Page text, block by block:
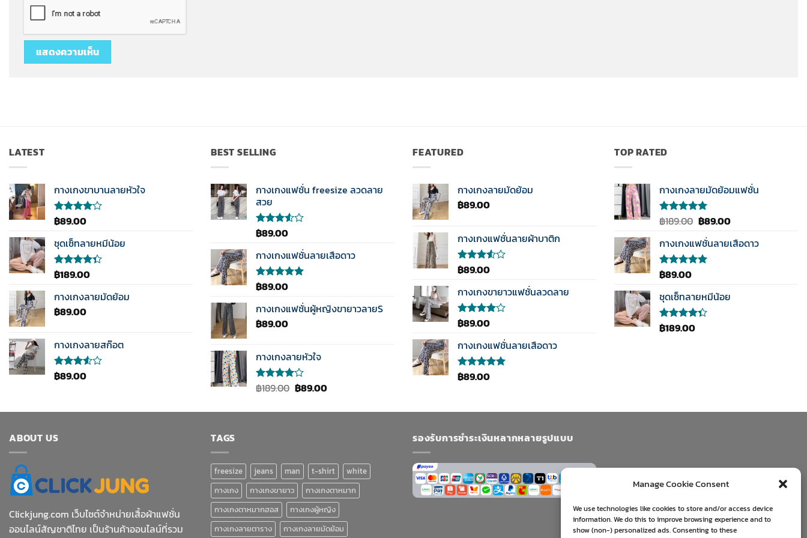
Manage Cookie Consent
We use technologies like cookies to store and/or access device
information. We do this to improve browsing experience and to
show (non-) personalized ads. Consenting to these
LATEST
กางเกงขาบานลายหัวใจ
ให้
4.00
ตั้งแต่ 1-
5
฿89.00
ชุดเซ็ทลายหมีน้อย
ให้
ตั้งแต่ 1-5
คะแนน
฿189.00
กางเกงลายมัดย้อม
฿89.00
กางเกงลายสก๊อต
ให้
1-5
฿89.00
BEST SELLING
กางเกงแฟชั่น freesize ลวดลาย
สวย
ให้
ตั้งแต่
1-5
฿89.00
กางเกงแฟชั่นลายเสือดาว
ให้คะแนน
คะแนน
฿89.00
กางเกงแฟชั่นผู้หญิงขายาวลายS
฿89.00
กางเกงลายหัวใจ
ให้
ตั้งแต่ 1-
฿189.00 Original
was:
฿89.00Current
is:
FEATURED
กางเกงลายมัดย้อม
฿89.00
กางเกงแฟชั่นลายผ้าบาติก
ให้
ตั้งแต่
1-5
฿89.00
กางเกงขายาวแฟชั่นลวดลาย
ให้
ตั้งแต่ 1-
5
฿89.00
กางเกงแฟชั่นลายเสือดาว
ให้คะแนน
฿89.00
TOP RATED
กางเกงลายมัดย้อมแฟชั่น
ให้คะแนน
คะแนน
฿189.00 Original
was:
฿189.00.
฿89.00Current
is:
กางเกงแฟชั่นลายเสือดาว
ให้คะแนน
คะแนน
฿89.00
ชุดเซ็ทลายหมีน้อย
ให้
฿189.00
ABOUT US
Clickjung.com เว็บไซต์จำหน่ายเสื้อผ้าแฟชั่น
ออนไลน์สัญชาติไทย เป็นร้านค้าออนไลน์ที่รวม
TAGS
freesize jeans man t-shirt
white
กางเกง
กางเกงขายาว
กางเกงตาหมาก
กางเกงตาหมากฮอส
กางเกงผู้หญิง
กางเกงลายตาราง
กางเกงลายมัดย้อม
รองรับการชำระเงินหลากหลายรูปแบบ